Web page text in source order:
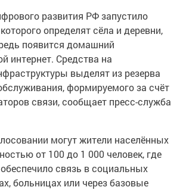
развития РФ запустило
определят сёла и деревни,
появится домашний
интернет. Средства на
выделят из резерва
формируемого за счёт
связи, сообщает пресс-служба
могут жители населённых
от 100 до 1 000 человек, где
связь в социальных
больницах или через базовые